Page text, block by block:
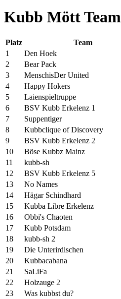
Kubb Mött Team
Platz Team
1
Den Hoek
2
Bear Pack
3
MenschisDer United
4
Happy Hokers
5
Laienspieltruppe
6
BSV Kubb Erkelenz 1
7
Suppentiger
8
Kubbclique of Discovery
9
BSV Kubb Erkelenz 2
10
Böse Kubbz Mainz
11
kubb-sh
12
BSV Kubb Erkelenz 5
13
No Names
14
Hägar Schindhard
15
Kubba Libre Erkelenz
16
Obbi's Chaoten
17
Kubb Potsdam
18
kubb-sh 2
19
Die Unterirdischen
20
Kubbacabana
21
SaLiFa
22
Holzauge 2
23
Was kubbst du?